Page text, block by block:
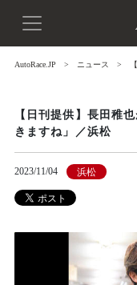
AutoRace.JP ニュース
【日刊提供】長田稚
きますね」／浜松
2023/11/04 浜松